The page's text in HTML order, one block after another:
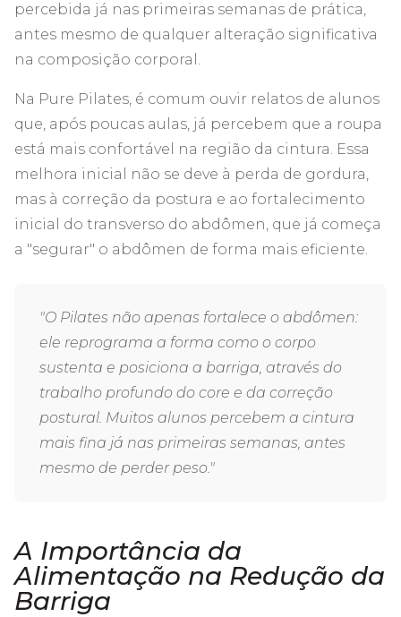
percebida já nas primeiras semanas de prática,
antes mesmo de qualquer alteração significativa
na composição corporal.
Na Pure Pilates, é comum ouvir relatos de alunos
que, após poucas aulas, já percebem que a roupa
está mais confortável na região da cintura. Essa
melhora inicial não se deve à perda de gordura,
mas à correção da postura e ao fortalecimento
inicial do transverso do abdômen, que já começa
a "segurar" o abdômen de forma mais eficiente.
"O Pilates não apenas fortalece o abdômen:
ele reprograma a forma como o corpo
sustenta e posiciona a barriga, através do
trabalho profundo do core e da correção
postural. Muitos alunos percebem a cintura
mais fina já nas primeiras semanas, antes
mesmo de perder peso."
A Importância da
Alimentação na Redução da
Barriga